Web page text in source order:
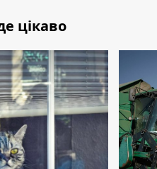
цікаво